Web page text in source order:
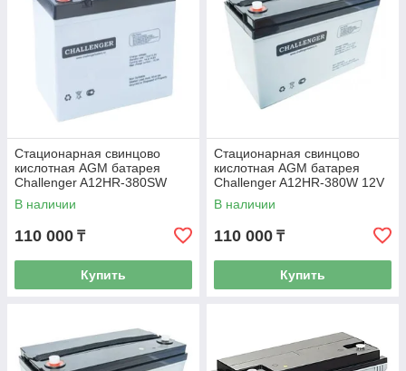
Стационарная свинцово
кислотная AGM батарея
Challenger A12HR-380SW
12V 100Ah
В наличии
110 000 ₸
Купить
Стационарная свинцово
кислотная AGM батарея
Challenger A12HR-380W 12V
100Ah
В наличии
110 000 ₸
Купить